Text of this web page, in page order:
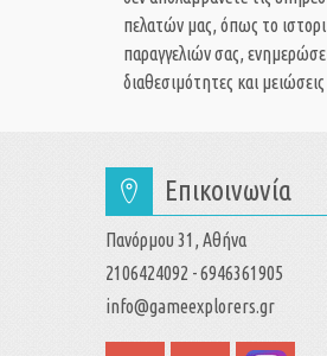
πελατών μας, όπως το
παραγγελιών σας,
διαθεσιμότητες και
Επικοινωνία
Πανόρμου 31, Αθήνα
2106424092 - 6946361905
info@gameexplorers.gr